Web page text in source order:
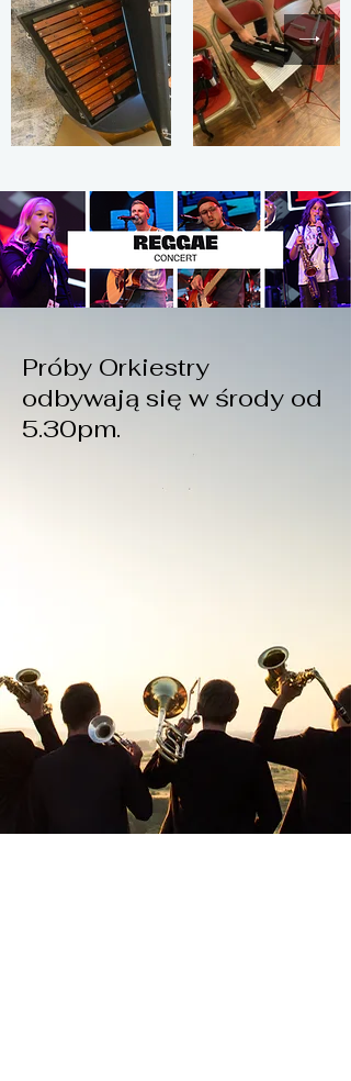
Próby Orkiestry
odbywają się w środy od
5.30pm.